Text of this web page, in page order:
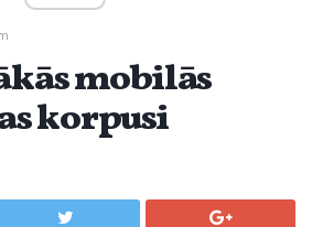
mobilās
korpusi